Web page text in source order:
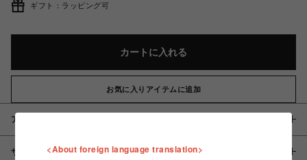
ギフト：ラッピング可
カートに入れる
お気に入りアイテムに追加
アイテム説明 / 素材
サイズ <About foreign language translation>